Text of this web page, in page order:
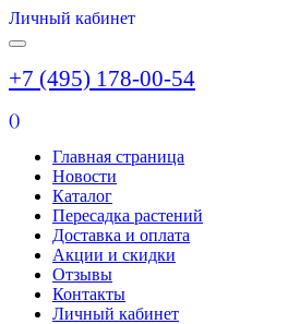
Личный кабинет
+7 (495) 178-00-54
()
Главная страница
Новости
Каталог
Пересадка растений
Доставка и оплата
Акции и скидки
Отзывы
Контакты
Личный кабинет